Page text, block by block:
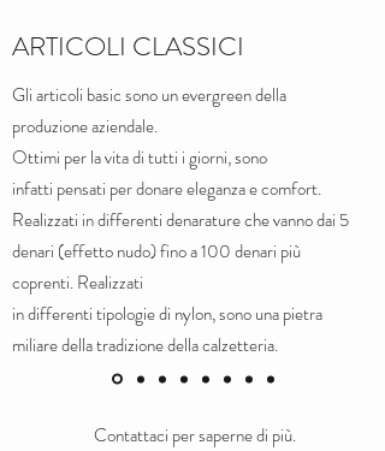
Contattaci per saperne di più.
ARTICOLI CLASSICI
Gli articoli basic sono un evergreen della
produzione aziendale.
Ottimi per la vita di tutti i giorni, sono
infatti pensati per donare eleganza e comfort.
Realizzati in differenti denarature che vanno dai 5
denari (effetto nudo) fino a 100 denari più
coprenti. Realizzati
in differenti tipologie di nylon, sono una pietra
miliare della tradizione della calzetteria.